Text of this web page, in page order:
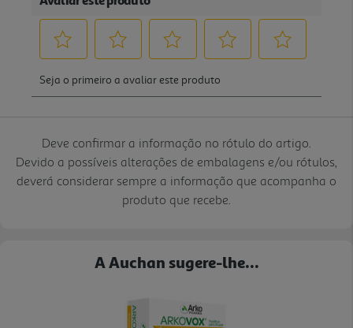
Deve confirmar a informação no rótulo do artigo.
Devido a possíveis alterações de embalagens e/ou rótulos,
deverá considerar sempre a informação que acompanha o
produto que recebe.
A Auchan sugere-lhe...